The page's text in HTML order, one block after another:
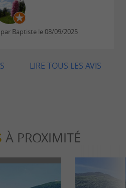
Baptiste le 08/09/2025
LIRE TOUS LES AVIS
À PROXIMITÉ